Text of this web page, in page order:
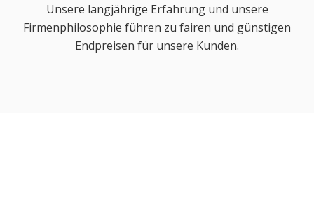
Unsere langjährige Erfahrung und unsere
Firmenphilosophie führen zu fairen und günstigen
Endpreisen für unsere Kunden.